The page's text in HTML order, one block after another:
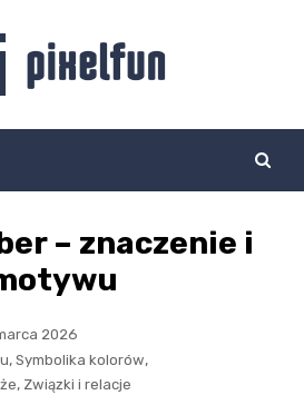
– znaczenie i
2026
, Symbolika kolorów,
, Związki i relacje